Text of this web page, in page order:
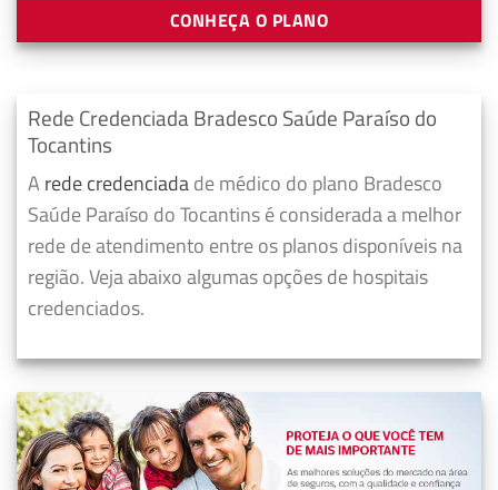
CONHEÇA O PLANO
Rede Credenciada Bradesco Saúde Paraíso do
Tocantins
A rede credenciadade médico do plano Bradesco
Saúde Paraíso do Tocantins é considerada a melhor
rede de atendimento entre os planos disponíveis na
região. Veja abaixo algumas opções de hospitais
credenciados.